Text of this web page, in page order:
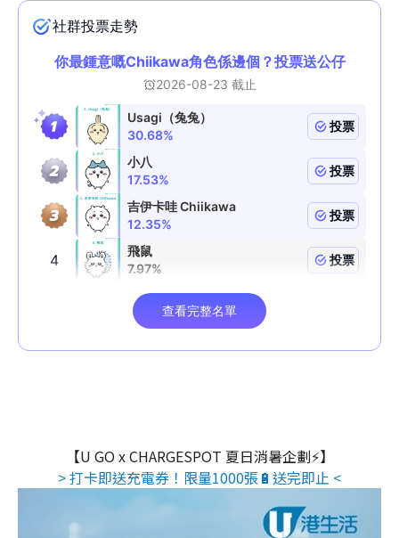
【U GO x CHARGESPOT 夏日消暑企劃⚡】
> 打卡即送充電券！限量1000張🔋送完即止 <